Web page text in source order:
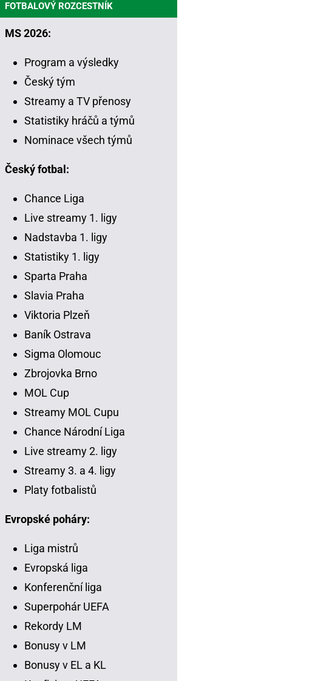
FOTBALOVÝ ROZCESTNÍK
MS 2026:
Program a výsledky
Český tým
Streamy a TV přenosy
Statistiky hráčů a týmů
Nominace všech týmů
Český fotbal:
Chance Liga
Live streamy 1. ligy
Nadstavba 1. ligy
Statistiky 1. ligy
Sparta Praha
Slavia Praha
Viktoria Plzeň
Baník Ostrava
Sigma Olomouc
Zbrojovka Brno
MOL Cup
Streamy MOL Cupu
Chance Národní Liga
Live streamy 2. ligy
Streamy 3. a 4. ligy
Platy fotbalistů
Evropské poháry:
Liga mistrů
Evropská liga
Konferenční liga
Superpohár UEFA
Rekordy LM
Bonusy v LM
Bonusy v EL a KL